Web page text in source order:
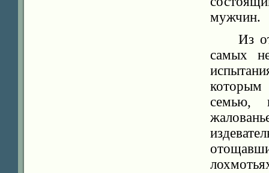
мужчин.
Из
самых
которым
семью,